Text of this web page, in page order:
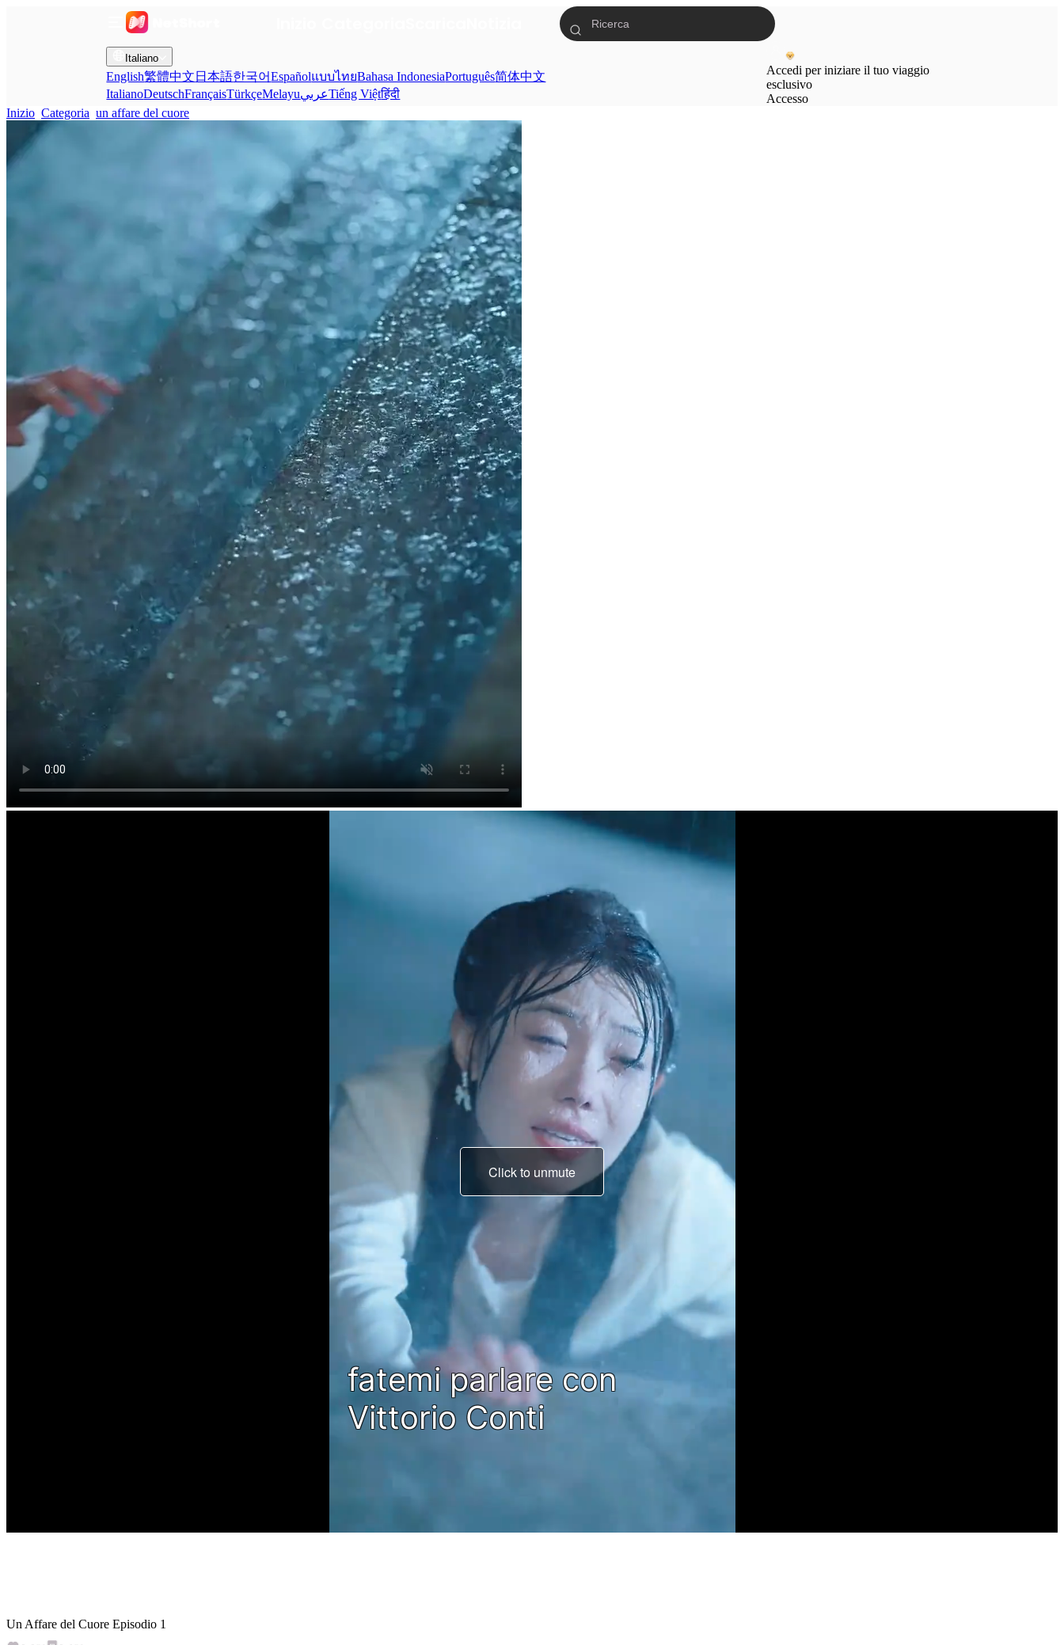
Italiano
English繁體中文 日本語한국어EspañolแบบไทยBahasa IndonesiaPortuguês简体中文
ItalianoDeutschFrançaisTürkçeMelayuعربيTiếng Việtहिंदी
Accedi per iniziare il tuo viaggio
esclusivo
Accesso
Inizio Categoria un affare del cuore
Click to unmute
fatemi parlare con
Vittorio Conti
Un Affare del Cuore Episodio 1